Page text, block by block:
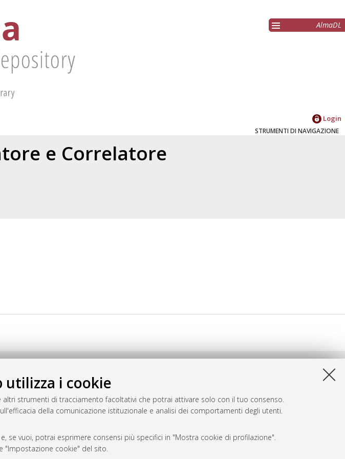
utilizza i cookie
strumenti di tracciamento facoltativi che potrai attivare solo con il tuo consenso.
della comunicazione istituzionale e analisi dei comportamenti degli utenti.
se vuoi, potrai esprimere consensi più specifici in "Mostra cookie di profilazione".
"Impostazione cookie" del sito.
AlmaDL
Login
STRUMENTI DI NAVIGAZIONE
e Correlatore